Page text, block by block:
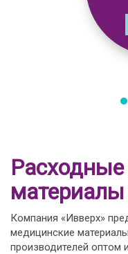
Компания «Ивверх»
медицинские
производителей оптом